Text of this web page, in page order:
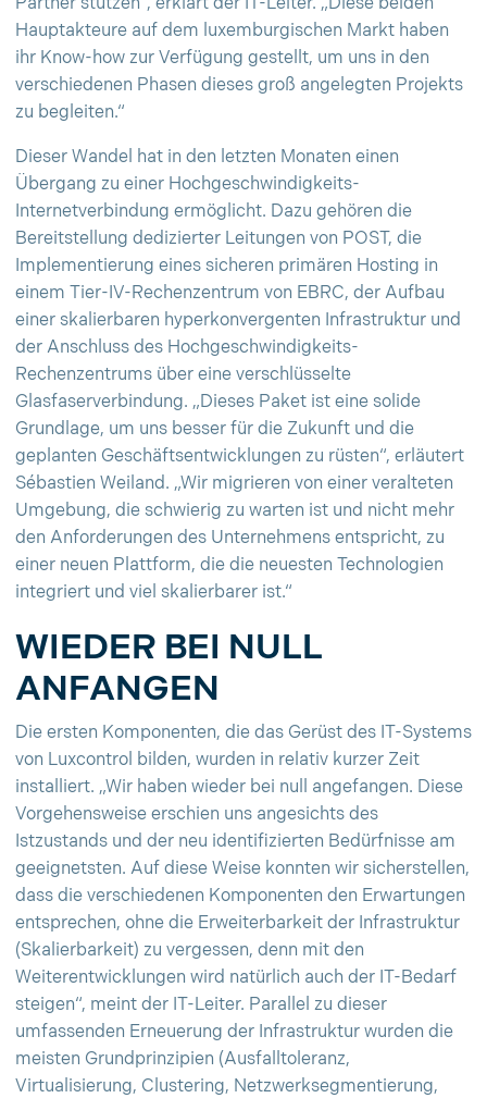
Hauptakteure auf dem luxemburgischen Markt haben
ihr Know-how zur Verfügung gestellt, um uns in den
verschiedenen Phasen dieses groß angelegten Projekts
zu begleiten.“
Dieser Wandel hat in den letzten Monaten einen
Übergang zu einer Hochgeschwindigkeits-
Internetverbindung ermöglicht. Dazu gehören die
Bereitstellung dedizierter Leitungen von POST, die
Implementierung eines sicheren primären Hosting in
einem Tier-IV-Rechenzentrum von EBRC, der Aufbau
einer skalierbaren hyperkonvergenten Infrastruktur und
der Anschluss des Hochgeschwindigkeits-
Rechenzentrums über eine verschlüsselte
Glasfaserverbindung. „Dieses Paket ist eine solide
Grundlage, um uns besser für die Zukunft und die
geplanten Geschäftsentwicklungen zu rüsten“, erläutert
Sébastien Weiland. „Wir migrieren von einer veralteten
Umgebung, die schwierig zu warten ist und nicht mehr
den Anforderungen des Unternehmens entspricht, zu
einer neuen Plattform, die die neuesten Technologien
integriert und viel skalierbarer ist.“
WIEDER BEI NULL
ANFANGEN
Die ersten Komponenten, die das Gerüst des IT-Systems
von Luxcontrol bilden, wurden in relativ kurzer Zeit
installiert. „Wir haben wieder bei null angefangen. Diese
Vorgehensweise erschien uns angesichts des
Istzustands und der neu identifizierten Bedürfnisse am
geeignetsten. Auf diese Weise konnten wir sicherstellen,
dass die verschiedenen Komponenten den Erwartungen
entsprechen, ohne die Erweiterbarkeit der Infrastruktur
(Skalierbarkeit) zu vergessen, denn mit den
Weiterentwicklungen wird natürlich auch der IT-Bedarf
steigen“, meint der IT-Leiter. Parallel zu dieser
umfassenden Erneuerung der Infrastruktur wurden die
meisten Grundprinzipien (Ausfalltoleranz,
Virtualisierung, Clustering, Netzwerksegmentierung,